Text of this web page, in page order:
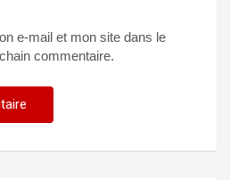
e-mail et mon site dans le
commentaire.